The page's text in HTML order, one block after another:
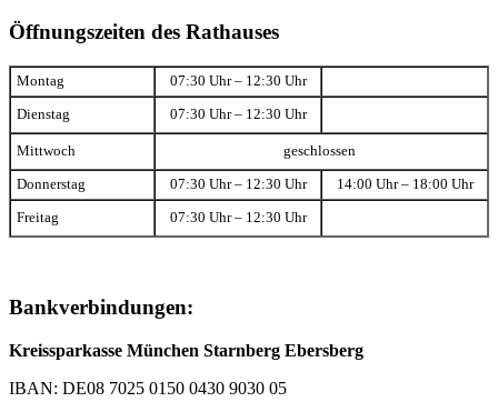
Öffnungszeiten des Rathauses
Montag 07:30 Uhr – 12:30 Uhr
Dienstag 07:30 Uhr – 12:30 Uhr
Mittwoch geschlossen
Donnerstag 07:30 Uhr – 12:30 Uhr 14:00 Uhr – 18:00 Uhr
Freitag 07:30 Uhr – 12:30 Uhr
Bankverbindungen:
Kreissparkasse München Starnberg Ebersberg
IBAN: DE08 7025 0150 0430 9030 05